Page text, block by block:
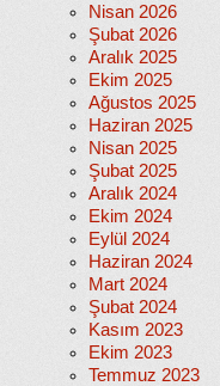
Nisan 2026
Şubat 2026
Aralık 2025
Ekim 2025
Ağustos 2025
Haziran 2025
Nisan 2025
Şubat 2025
Aralık 2024
Ekim 2024
Eylül 2024
Haziran 2024
Mart 2024
Şubat 2024
Kasım 2023
Ekim 2023
Temmuz 2023